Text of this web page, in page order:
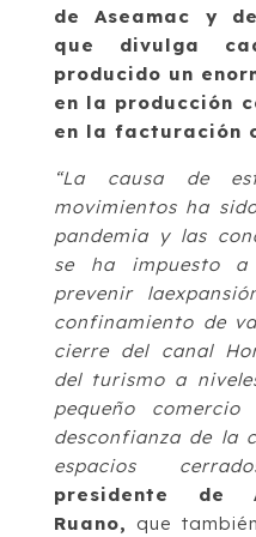
de Aseamac y
que divulga
producido un
en la producción
en la facturación
“La causa de
movimientos ha
pandemia y las
se ha impuesto
prevenir
confinamiento de
cierre del canal
del turismo a
pequeño
desconfianza de la
espacios
presidente de
Ruano, que